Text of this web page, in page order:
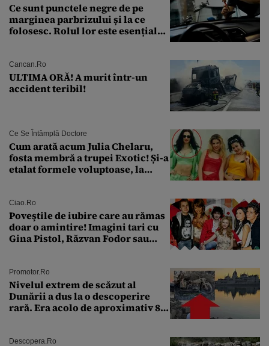
Ce sunt punctele negre de pe
marginea parbrizului și la ce
folosesc. Rolul lor este esențial
Cancan.ro
ULTIMA ORĂ! A murit într-un
accident teribil!
Ce Se Întâmplă Doctore
Cum arată acum Julia Chelaru,
fosta membră a trupei Exotic! Și-a
etalat formele voluptoase, la
Ciao.ro
Poveştile de iubire care au rămas
doar o amintire! Imagini tari cu
Gina Pistol, Răzvan Fodor sau
Promotor.ro
Nivelul extrem de scăzut al
Dunării a dus la o descoperire
rară. Era acolo de aproximativ 80
Descopera.ro